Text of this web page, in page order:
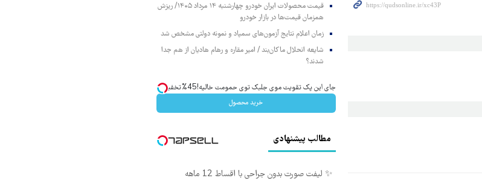
قیمت محصولات ایران خودرو چهارشنبه ۱۴ مرداد ۱۴۰۵/ ریزش
همزمان قیمت‌ها در بازار خودرو
زمان اعلام نتایج آزمون‌های سمپاد و نمونه دولتی مشخص شد
شایعه انحلال ماکان‌بند / امیر مقاره و رهام هادیان از هم جدا
شدند؟
جای این پک تقویت موی جلبک توی حمومت خالیه!45%تخفیف
خرید محصول
مطالب پیشنهادی
✨ لیفت صورت بدون جراحی با اقساط 12 ماهه